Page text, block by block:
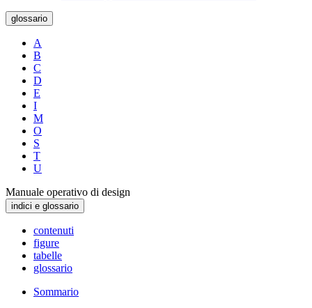
glossario
A
B
C
D
E
I
M
O
S
T
U
Manuale operativo di design
indici e glossario
contenuti
figure
tabelle
glossario
Sommario